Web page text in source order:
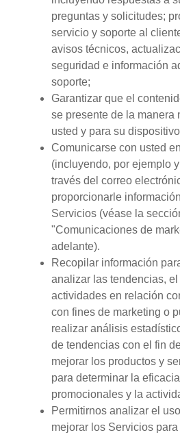
preguntas y solicitudes;
servicio y soporte al
avisos técnicos,
seguridad e información
soporte;
Garantizar que el
se presente de la manera
usted y para su
Comunicarse con usted
(incluyendo, por ejemplo
través del correo
proporcionarle
Servicios (véase la
"Comunicaciones de
adelante).
Recopilar información
analizar las tendencias,
actividades en relación
con fines de marketing o
realizar análisis
de tendencias con el fin
mejorar los productos y
para determinar la
promocionales y la
Permitirnos analizar el
mejorar los Servicios